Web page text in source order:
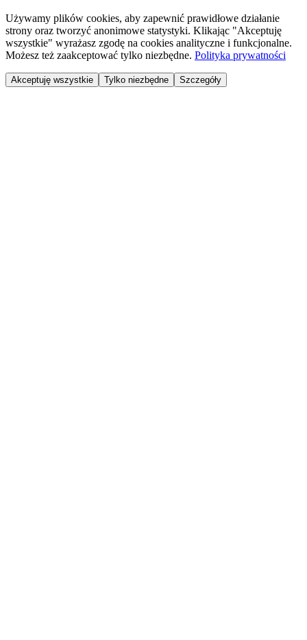
Używamy plików cookies, aby zapewnić prawidłowe działanie
strony oraz tworzyć anonimowe statystyki. Klikając "Akceptuję
wszystkie" wyrażasz zgodę na cookies analityczne i funkcjonalne.
Możesz też zaakceptować tylko niezbędne. Polityka prywatności
Akceptuję wszystkie Tylko niezbędne Szczegóły